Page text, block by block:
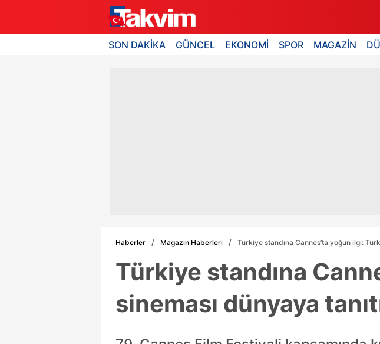
SON DAKİKA GÜNCEL EKONOMİ SPOR MAGAZİN
Haberler Magazin Haberleri Türkiye standına Cannes’ta yoğun ilgi:
Türkiye standına
sineması dünyaya